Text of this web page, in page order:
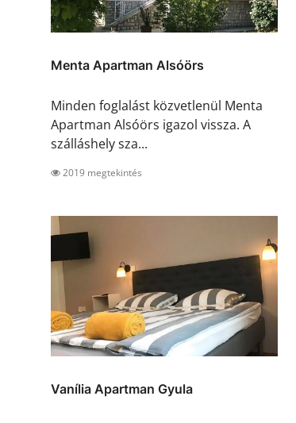
Menta Apartman Alsóörs
Minden foglalást közvetlenül Menta
Apartman Alsóörs igazol vissza. A
szálláshely sza...
2019 megtekintés
Vanília Apartman Gyula